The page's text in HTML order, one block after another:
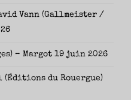
Vann (Gallmeister /
– Margot 19 juin 2026
du Rouergue)